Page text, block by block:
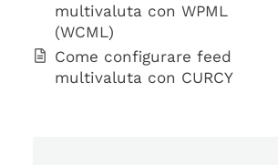
multivaluta con WPML
(WCML)
Come configurare feed
multivaluta con CURCY